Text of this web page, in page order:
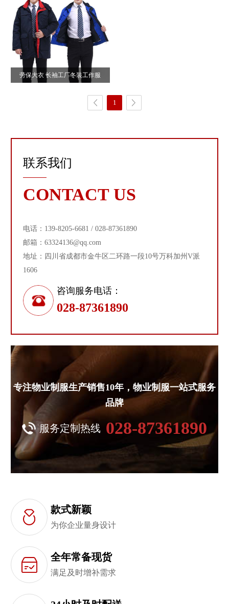
劳保大衣 长袖工厂冬装工作服
1
联系我们
CONTACT US
电话：139-8205-6681 / 028-87361890
邮箱：63324136@qq.com
地址：四川省成都市金牛区二环路一段10号万科加州V派
1606
咨询服务电话：
028-87361890
专注物业制服生产销售10年，物业制服一站式服务
品牌
服务定制热线 028-87361890
款式新颖
为你企业量身设计
全年常备现货
满足及时增补需求